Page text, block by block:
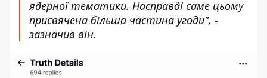
ядерної тематики. Насправді саме цьому
присвячена більша частина угоди", -
зазначив він.